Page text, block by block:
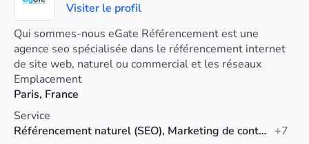
Visiter le profil
Qui sommes-nous eGate Référencement est une
agence seo spécialisée dans le référencement internet
de site web, naturel ou commercial et les réseaux
sociaux.
Emplacement
Paris, France
Service
Référencement naturel (SEO), Marketing de contenu, Conseil en référencement +7